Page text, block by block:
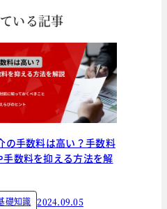
いる記事
の手数料は高い？手数料
手数料を抑える方法を解
礎知識 2024.09.05